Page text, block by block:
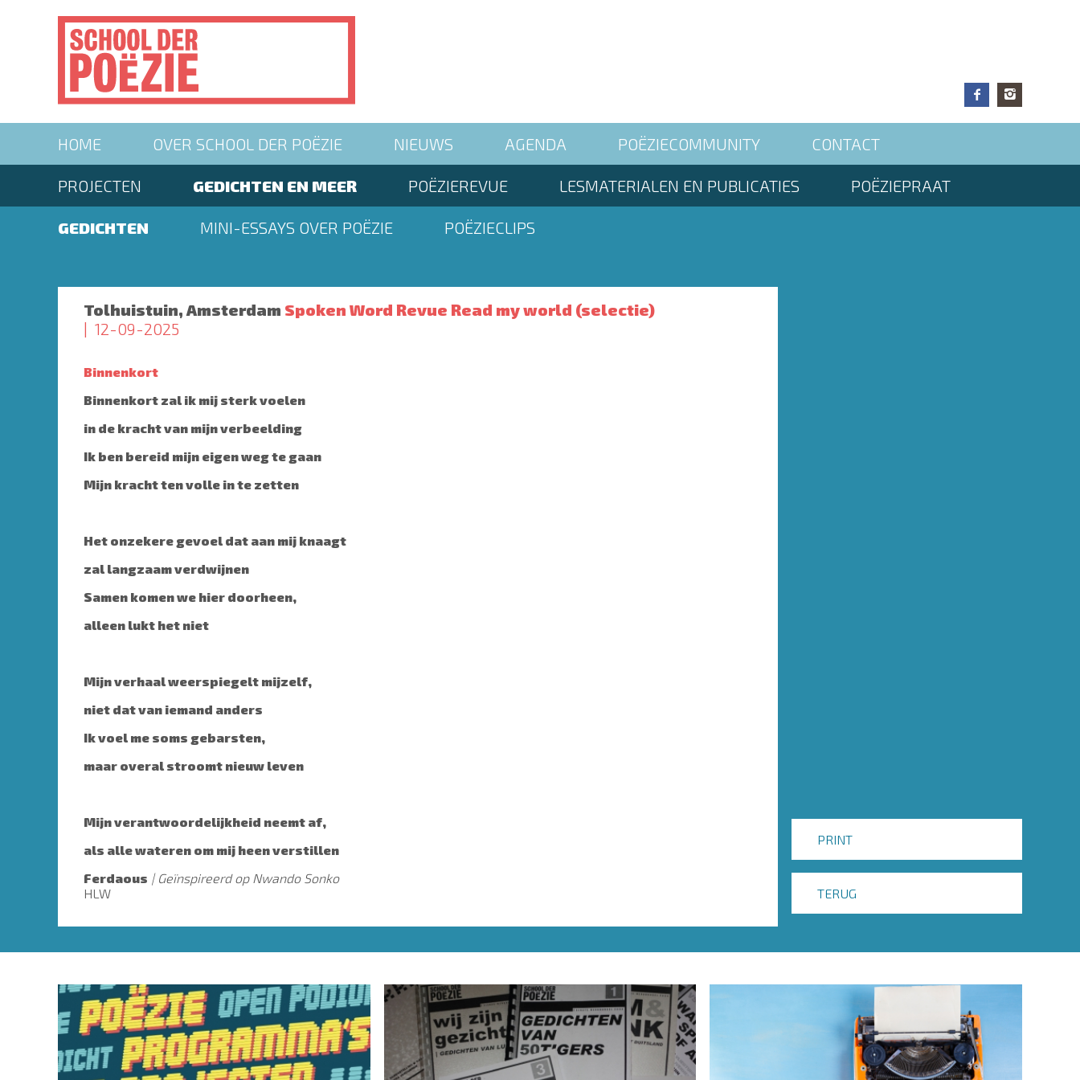
navigationHOME OVER SCHOOL DER POËZIE NIEUWS AGENDA POËZIECOMMUNITY CONTACT
PROJECTEN GEDICHTEN EN MEER POËZIEREVUE LESMATERIALEN EN PUBLICATIES POËZIEPRAAT
GEDICHTEN MINI-ESSAYS OVER POËZIE POËZIECLIPS
Tolhuistuin, Amsterdam Spoken Word Revue Read my world (selectie)
12-09-2025
Binnenkort
Binnenkort zal ik mij sterk voelen
in de kracht van mijn verbeelding
Ik ben bereid mijn eigen weg te gaan
Mijn kracht ten volle in te zetten
Het onzekere gevoel dat aan mij knaagt
zal langzaam verdwijnen
Samen komen we hier doorheen,
alleen lukt het niet
Mijn verhaal weerspiegelt mijzelf,
niet dat van iemand anders
Ik voel me soms gebarsten,
maar overal stroomt nieuw leven
Mijn verantwoordelijkheid neemt af,
als alle wateren om mij heen verstillen
Ferdaous
Geïnspireerd op Nwando Sonko
HLW
PRINT
TERUG